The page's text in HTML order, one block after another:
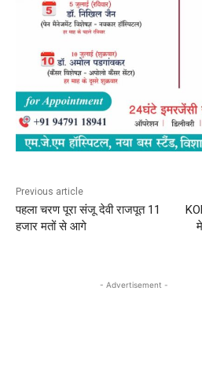
Previous article
पहला चरण पूरा संजू देवी राजपूत 11
हजार मतों से आगे
- Advertisement -